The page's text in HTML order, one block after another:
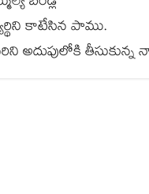
కాటేసిన పాము.
అదుపులోకి తీసుకున్న